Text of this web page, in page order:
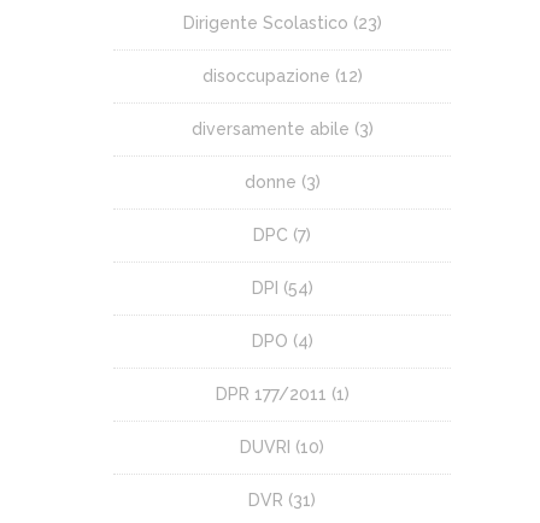
Dirigente Scolastico (23)
disoccupazione (12)
diversamente abile (3)
donne (3)
DPC (7)
DPI (54)
DPO (4)
DPR 177/2011 (1)
DUVRI (10)
DVR (31)